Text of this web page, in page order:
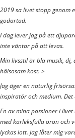
2019 sa livet stopp genom
godartad.
I dag lever jag på ett
inte väntar på att levas.
Min livsstil är bla musik,
hälsosam kost. >
Jag äger en naturlig
inspiratör och medium.
En av mina passioner i
med kärleksfulla öron och
lyckas lott. Jag låter mig